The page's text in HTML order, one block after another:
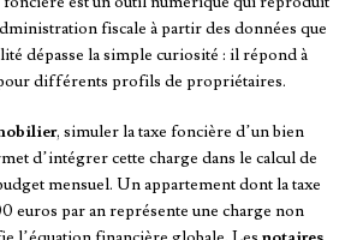
fiscale à partir des données que
dépasse la simple curiosité : il répond à
différents profils de propriétaires.
, simuler la taxe foncière d’un bien
d’intégrer cette charge dans le calcul de
mensuel. Un appartement dont la taxe
euros par an représente une charge non